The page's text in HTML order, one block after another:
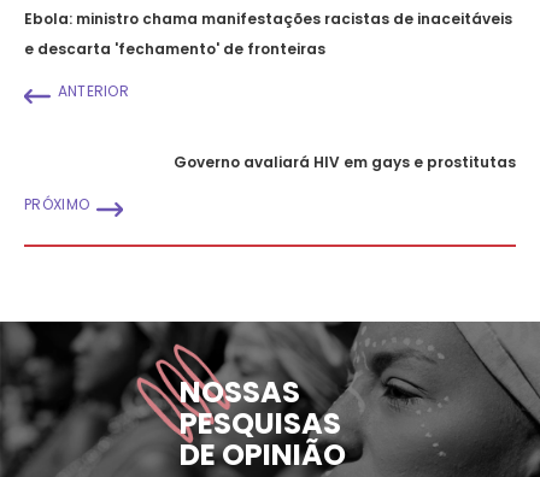
Ebola: ministro chama manifestações racistas de inaceitáveis
e descarta 'fechamento' de fronteiras
ANTERIOR
Governo avaliará HIV em gays e prostitutas
PRÓXIMO
NOSSAS
PESQUISAS
DE OPINIÃO